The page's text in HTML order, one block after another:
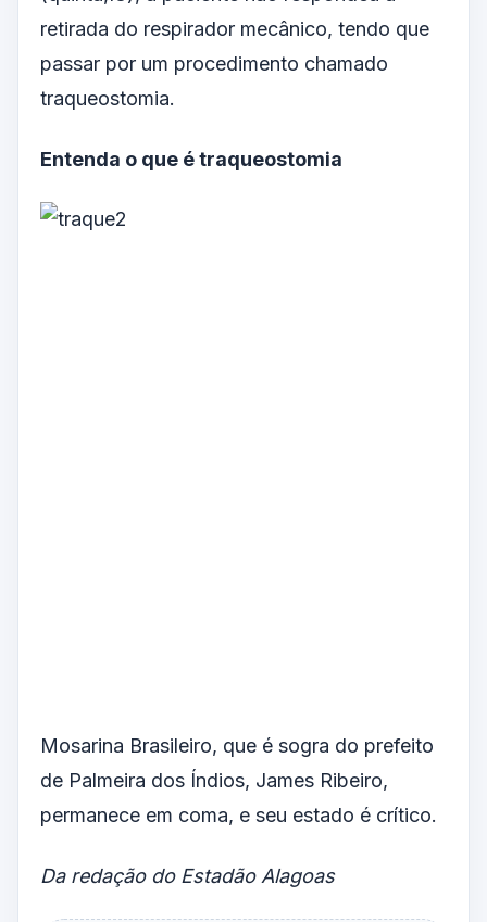
retirada do respirador mecânico, tendo que
passar por um procedimento chamado
traqueostomia.
Entenda o que é traqueostomia
Mosarina Brasileiro, que é sogra do prefeito
de Palmeira dos Índios, James Ribeiro,
permanece em coma, e seu estado é crítico.
Da redação do Estadão Alagoas